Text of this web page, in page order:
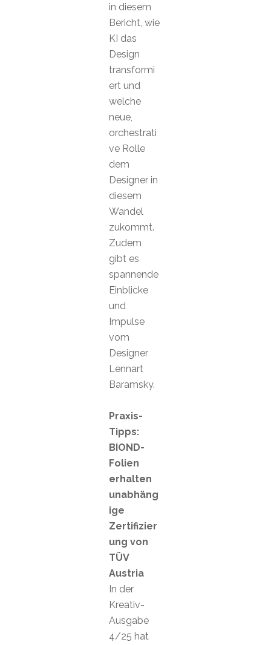
in diesem
Bericht, wie
KI das
Design
transformi
ert und
welche
neue,
orchestrati
ve Rolle
dem
Designer in
diesem
Wandel
zukommt.
Zudem
gibt es
spannende
Einblicke
und
Impulse
vom
Designer
Lennart
Baramsky.
Praxis-
Tipps:
BIOND-
Folien
erhalten
unabhäng
ige
Zertifizier
ung von
TÜV
Austria
In der
Kreativ-
Ausgabe
4/25 hat